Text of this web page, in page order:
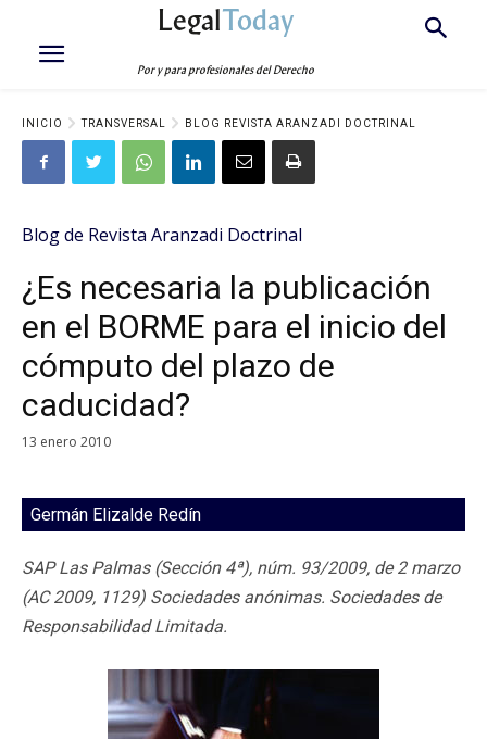
LegalToday
Por y para profesionales del Derecho
INICIO TRANSVERSAL BLOG REVISTA ARANZADI DOCTRINAL
Blog de Revista Aranzadi Doctrinal
¿Es necesaria la publicación
en el BORME para el inicio del
cómputo del plazo de
caducidad?
13 enero 2010
Germán Elizalde Redín
SAP Las Palmas (Sección 4ª), núm. 93/2009, de 2 marzo
(AC 2009, 1129) Sociedades anónimas. Sociedades de
Responsabilidad Limitada.